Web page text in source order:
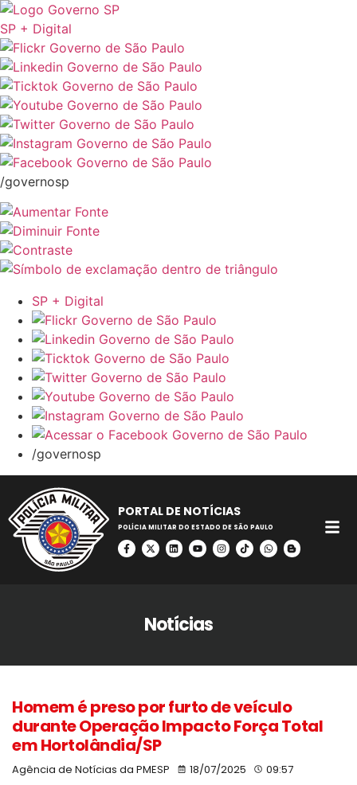
SP + Digital
/governosp
SP + Digital
/governosp
PORTAL DE NOTÍCIAS
POLÍCIA MILITAR DO ESTADO DE SÃO PAULO
Notícias
Homem é preso por furto de veículo
durante Operação Impacto Força Total
em Hortolândia/SP
Agência de Notícias da PMESP 18/07/2025 09:57